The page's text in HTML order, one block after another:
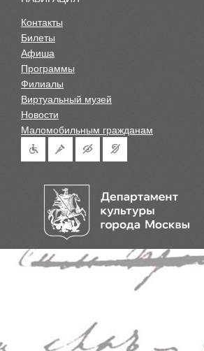
Контакты
Билеты
Афиша
Программы
Филиалы
Виртуальный музей
Новости
Маломобильным гражданам